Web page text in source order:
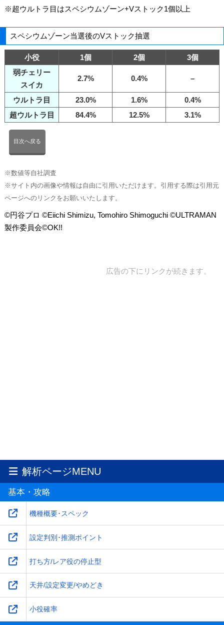
※超ウルトラ目はスペシウムゾーン+Vストック1個以上
スペシウムゾーン当選後のVストック抽選
小役 1個 2個
3個
弱チェリー
スイカ
2.7% 0.4% –
ウルトラ目 23.0% 1.6%
0.4%
超ウルトラ目
84.4% 12.5% 3.1%
目次へ戻る
※数値等自社調査
※サイト内の画像や情報は自由に引用いただけます。引用する際は引用元
ページへのリンクをお願いいたします。
©円谷プロ ©Eiichi Shimizu, Tomohiro Shimoguchi ©ULTRAMAN
製作委員会©OK!!
広告の下にリンクが続きます。
解析ページMENU
基本・攻略
機種概要･スペック
設定判別･推測ポイント
打ち方/レア役の停止型
天井/設定変更/やめどき
小役確率